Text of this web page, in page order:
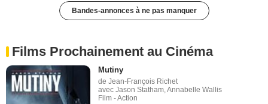
Bandes-annonces à ne pas manquer
Films Prochainement au Cinéma
Mutiny
de Jean-François Richet
avec Jason Statham, Annabelle Wallis
Film - Action